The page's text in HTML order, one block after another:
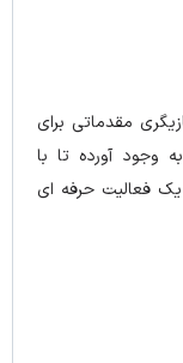
مقدماتی برای
وجود آورده تا با
فعالیت حرفه ای